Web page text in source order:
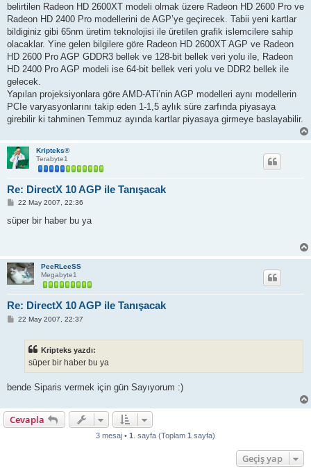
belirtilen Radeon HD 2600XT modeli olmak üzere Radeon HD 2600 Pro ve
Radeon HD 2400 Pro modellerini de AGP’ye geçirecek. Tabii yeni kartlar
bildiginiz gibi 65nm üretim teknolojisi ile üretilen grafik islemcilere sahip
olacaklar. Yine gelen bilgilere göre Radeon HD 2600XT AGP ve Radeon
HD 2600 Pro AGP GDDR3 bellek ve 128-bit bellek veri yolu ile, Radeon
HD 2400 Pro AGP modeli ise 64-bit bellek veri yolu ve DDR2 bellek ile
gelecek.
Yapılan projeksiyonlara göre AMD-ATi’nin AGP modelleri aynı modellerin
PCIe varyasyonlarını takip eden 1-1,5 aylık süre zarfında piyasaya
girebilir ki tahminen Temmuz ayında kartlar piyasaya girmeye baslayabilir.
Kripteks®
Terabyte1
Re: DirectX 10 AGP ile Tanışacak
M
s
a
22 May 2007, 22:36
süper bir haber bu ya
PeeRLeeSS
Megabyte1
Re: DirectX 10 AGP ile Tanışacak
M22 May 2007, 22:37
Kripteks yazdı:
süper bir haber bu ya
bende Siparis vermek için gün Sayıyorum :)
Cevapla
3 mesaj • 1. sayfa (Toplam 1 sayfa)
Geçiş yap